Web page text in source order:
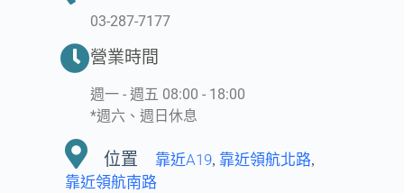
03-287-7177
營業時間
週一 - 週五 08:00 - 18:00
*週六、週日休息
位置 靠近A19, 靠近領航北路,
靠近領航南路